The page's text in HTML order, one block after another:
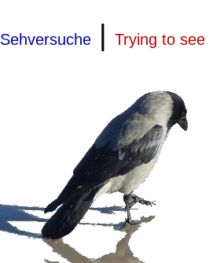
Sehversuche| Trying to see